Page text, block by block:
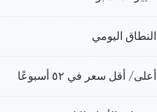
النطاق اليومي
أعلى/ أقل سعر في ٥٢ أسبوعًا